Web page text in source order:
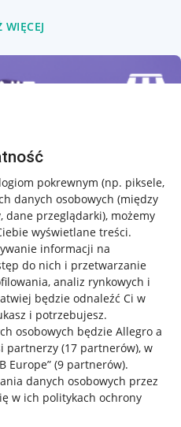
pokrewnym (np. piksele,
danych osobowych (między
dane przeglądarki), możemy
wyświetlane treści.
informacji na
do nich i przetwarzanie
analiz rynkowych i
będzie odnaleźć Ci w
i potrzebujesz.
osobowych będzie Allegro a
partnerzy (17 partnerów), w
Europe” (9 partnerów).
danych osobowych przez
w ich politykach ochrony
WIĘCEJ